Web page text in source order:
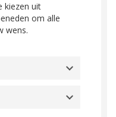
kiezen uit
om alle
wens.